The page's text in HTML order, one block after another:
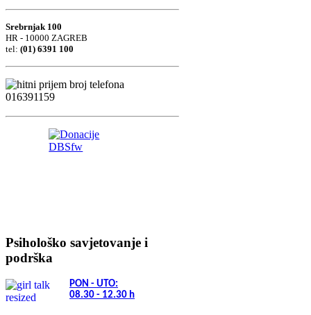
Srebrnjak 100
HR - 10000 ZAGREB
tel: (01) 6391 100
Psihološko savjetovanje i
podrška
PON - UTO:
08.30 - 12.30 h